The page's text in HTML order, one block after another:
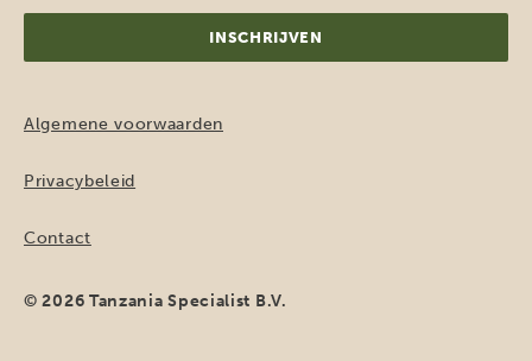
Algemene voorwaarden
Privacybeleid
Contact
© 2026 Tanzania Specialist B.V.